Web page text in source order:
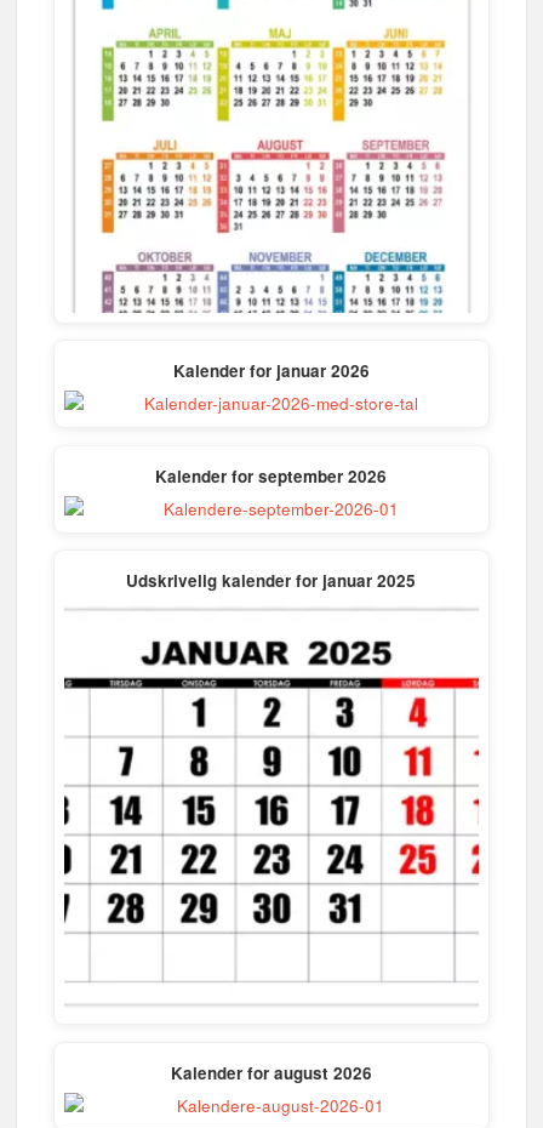
Kalender for januar 2026
Kalender for september 2026
Udskrivelig kalender for januar 2025
Kalender for august 2026